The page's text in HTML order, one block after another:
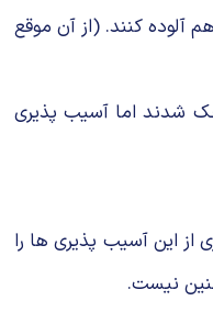
آلوده كنند. (از آن موقع
چك شدند اما آسیب پذیری
این آسیب پذیری ها را
نیست.